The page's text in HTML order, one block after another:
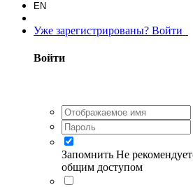
EN
Уже зарегистрированы? Войти
Войти
Запомнить Не
общим доступом